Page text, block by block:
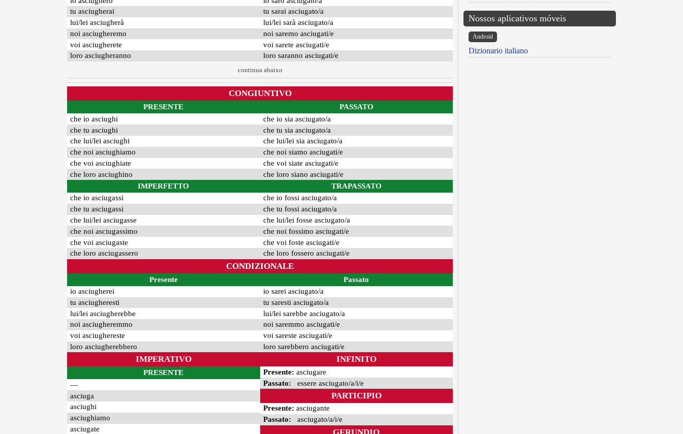
tu asciugherai
lui/lei asciugherà
noi asciugheremo
voi asciugherete
loro asciugheranno
tu sarai asciugato/a
lui/lei sarà asciugato/a
noi saremo asciugati/e
voi sarete asciugati/e
loro saranno asciugati/e
continua abaixo
CONGIUNTIVO
PRESENTE
che io asciughi
che tu asciughi
che lui/lei asciughi
che noi asciughiamo
che voi asciughiate
che loro asciughino
IMPERFETTO
che io asciugassi
che tu asciugassi
che lui/lei asciugasse
che noi asciugassimo
che voi asciugaste
che loro asciugassero
PASSATO
che io sia asciugato/a
che tu sia asciugato/a
che lui/lei sia asciugato/a
che noi siamo asciugati/e
che voi siate asciugati/e
che loro siano asciugati/e
TRAPASSATO
che io fossi asciugato/a
che tu fossi asciugato/a
che lui/lei fosse asciugato/a
che noi fossimo asciugati/e
che voi foste asciugati/e
che loro fossero asciugati/e
CONDIZIONALE
Presente
io asciugherei
tu asciugheresti
lui/lei asciugherebbe
noi asciugheremmo
voi asciughereste
loro asciugherebbero
Passato
io sarei asciugato/a
tu saresti asciugato/a
lui/lei sarebbe asciugato/a
noi saremmo asciugati/e
voi sareste asciugati/e
loro sarebbero asciugati/e
IMPERATIVO
PRESENTE
—
asciuga
asciughi
asciughiamo
asciugate
INFINITO
Presente: asciugare
Passato: essere asciugato/a/i/e
PARTICIPIO
Presente: asciugante
Passato: asciugato/a/i/e
GERUNDIO
Nossos aplicativos móveis
Android
Dizionario italiano